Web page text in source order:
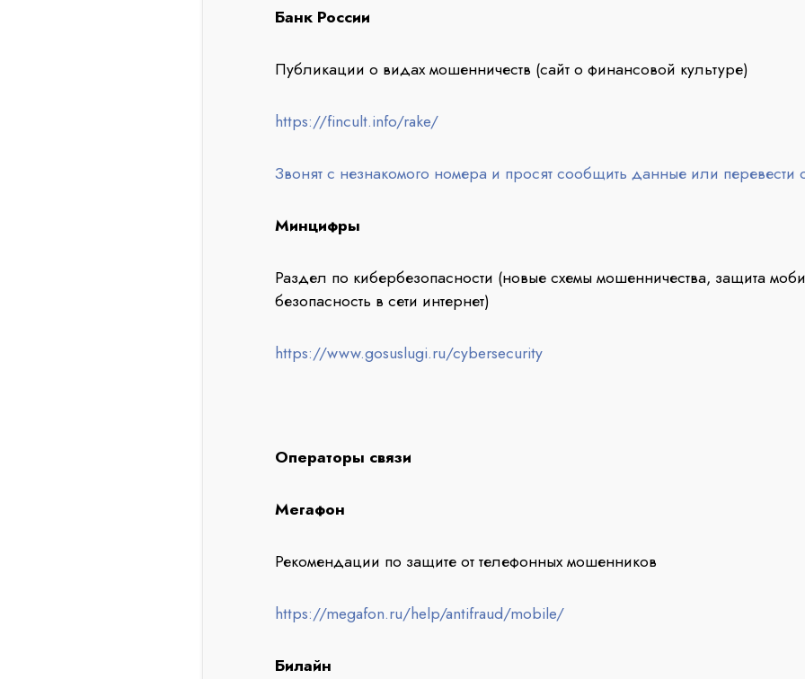
Банк России
Публикации о видах мошенничеств (сайт о финансовой культуре)
https://fincult.info/rake/
Звонят с незнакомого номера и просят сообщить данные или перевести
Минцифры
Раздел по кибербезопасности (новые схемы мошенничества, защита
безопасность в сети интернет)
https://www.gosuslugi.ru/cybersecurity
Операторы связи
Мегафон
Рекомендации по защите от телефонных мошенников
https://megafon.ru/help/antifraud/mobile/
Билайн